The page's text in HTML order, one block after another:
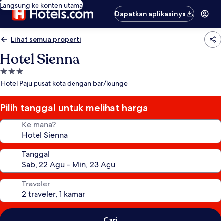
Langsung ke konten utama
Dapatkan aplikasinya
Lihat semua properti
Hotel Sienna
Properti
bintang
Hotel Paju pusat kota dengan bar/lounge
Pilih tanggal untuk melihat harga
Ke mana?
Tanggal
Traveler